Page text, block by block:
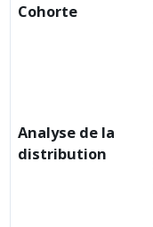
Cohorte
Analyse de la
distribution